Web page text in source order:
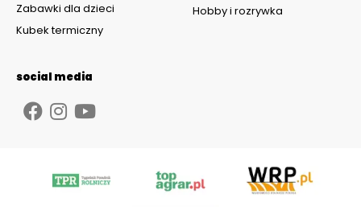
Hobby i rozrywka
Zabawki dla dzieci
Kubek termiczny
social media